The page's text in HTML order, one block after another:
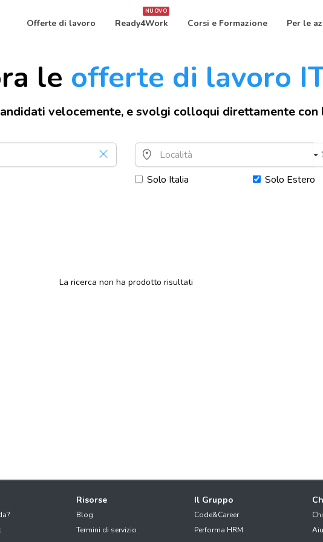
Offerte di lavoro
NUOVO
Ready4Work Corsi e Formazione Per le
le offerte di lavoro
velocemente, e svolgi colloqui direttamente con
Solo Italia Solo Estero
La ricerca non ha prodotto risultati
Risorse
Blog
Termini di servizio
Il Gruppo
Code&Career
Performa HRM